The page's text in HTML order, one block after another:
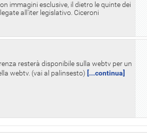
immagini esclusive, il dietro le quinte dei
all'iter legislativo. Ciceroni
resterà disponibile sulla webtv per un
webtv. (vai al palinsesto) [...continua]